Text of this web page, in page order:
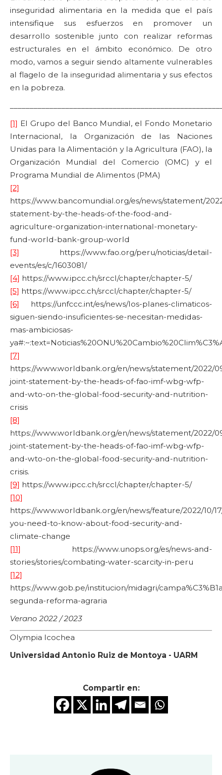
inseguridad alimentaria en la medida que el país
intensifique sus esfuerzos en promover un
desarrollo sostenible junto con realizar reformas
estructurales en el ámbito económico. De otro
modo, vamos a seguir siendo altamente vulnerables
al flagelo de la inseguridad alimentaria y sus efectos
en la pobreza.
[1] El Grupo del Banco Mundial, el Fondo Monetario
Internacional, la Organización de las Naciones
Unidas para la Alimentación y la Agricultura (FAO), la
Organización Mundial del Comercio (OMC) y el
Programa Mundial de Alimentos (PMA)
[2]
https://www.bancomundial.org/es/news/statement/
statement-by-the-heads-of-the-food-and-
agriculture-organization-international-monetary-
fund-world-bank-group-world
[3]
https://www.fao.org/peru/noticias/detail-
events/es/c/1603081/
[4] https://www.ipcc.ch/srccl/chapter/chapter-5/
[5] https://www.ipcc.ch/srccl/chapter/chapter-5/
[6]
https://unfccc.int/es/news/los-planes-climaticos-
siguen-siendo-insuficientes-se-necesitan-medidas-
mas-ambiciosas-
[7]
https://www.worldbank.org/en/news/statement/2022/
joint-statement-by-the-heads-of-fao-imf-wbg-wfp-
and-wto-on-the-global-food-security-and-nutrition-
crisis
[8]
https://www.worldbank.org/en/news/statement/2022/
joint-statement-by-the-heads-of-fao-imf-wbg-wfp-
and-wto-on-the-global-food-security-and-nutrition-
crisis.
[9] https://www.ipcc.ch/srccl/chapter/chapter-5/
[10]
https://www.worldbank.org/en/news/feature/2022/10/
you-need-to-know-about-food-security-and-
climate-change
[11]
https://www.unops.org/es/news-and-
stories/stories/combating-water-scarcity-in-peru
[12]
https://www.gob.pe/institucion/midagri/
segunda-reforma-agraria
Verano 2022 / 2023
Olympia Icochea
Universidad Antonio Ruiz de Montoya - UARM
Compartir en: